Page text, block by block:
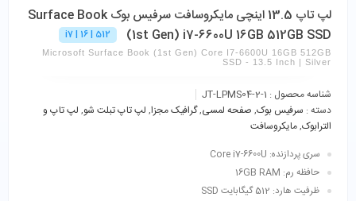
لپ تاپ 13.5 اینچی مایکروسافت سرفیس بوک Surface Book
(1st Gen) i7-6600U 16GB 512GB SSD
i7 | 16 | 512
Microsoft Surface Book (1st Gen) Core I7-6600U 16GB 512GB
SSD - 13.5 Inch | Silver
شناسه محصول : JT-LPMS04-2-1
دسته : سرفیس بوک, صفحه لمسی,گرافیک‌ مجزا, لپ تاپ تبلت شو, لپ تاپ و
الترابوک,مایکروسافت
سری پردازنده: Core i7-6600U
حافظه رم: 16GB RAM
ظرفیت هارد: 512 گیگابایت SSD